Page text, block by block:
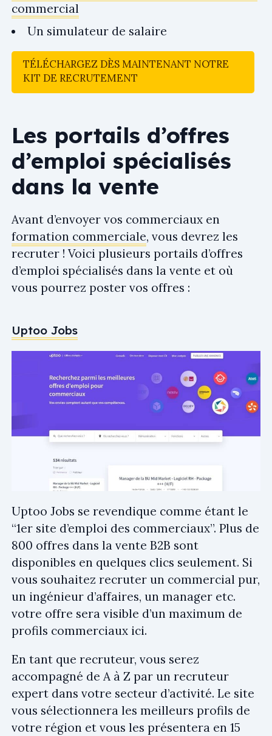
commercial
Un simulateur de salaire
TÉLÉCHARGEZ DÈS MAINTENANT NOTRE
KIT DE RECRUTEMENT
Les portails d’offres
d’emploi spécialisés
dans la vente
Avant d’envoyer vos commerciaux en
formation commerciale, vous devrez les
recruter ! Voici plusieurs portails d’offres
d’emploi spécialisés dans la vente et où
vous pourrez poster vos offres :
Uptoo Jobs
Uptoo Jobs se revendique comme étant le
“1er site d’emploi des commerciaux”. Plus de
800 offres dans la vente B2B sont
disponibles en quelques clics seulement. Si
vous souhaitez recruter un commercial pur,
un ingénieur d’affaires, un manager etc.
votre offre sera visible d’un maximum de
profils commerciaux ici.
En tant que recruteur, vous serez
accompagné de A à Z par un recruteur
expert dans votre secteur d’activité. Le site
vous sélectionnera les meilleurs profils de
votre région et vous les présentera en 15